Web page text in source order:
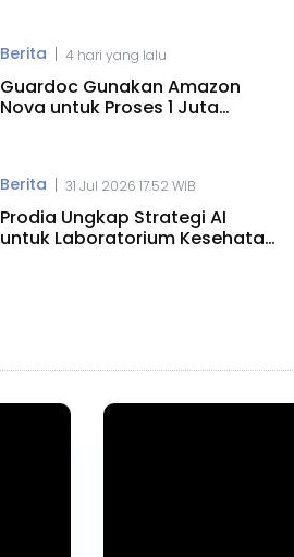
Berita | 4 hari yang lalu
Guardoc Gunakan Amazon
Nova untuk Proses 1 Juta
Berita | 31 Jul 2026 17.52 WIB
Prodia Ungkap Strategi AI
untuk Laboratorium Kesehatan